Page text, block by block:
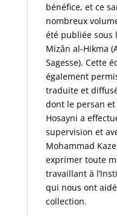
bénéfice, et ce
nombreux
été publiée sous
Mïzân al-Hikma
Sagesse). Cette
également
traduite et
dont le persan et
Hosayni a
supervision et
Mohammad
exprimer toute
travaillant à
qui nous ont
collection.